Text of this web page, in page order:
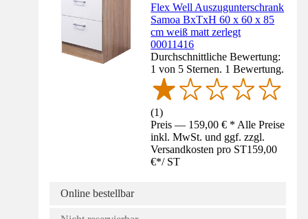
Flex Well Auszugunterschrank
Samoa BxTxH 60 x 60 x 85
cm weiß matt zerlegt
00011416
Durchschnittliche Bewertung:
1 von 5 Sternen. 1 Bewertung.
(1)
Preis — 159,00 € * Alle Preise
inkl. MwSt. und ggf. zzgl.
Versandkosten pro ST159,00
€*/ ST
Online bestellbar